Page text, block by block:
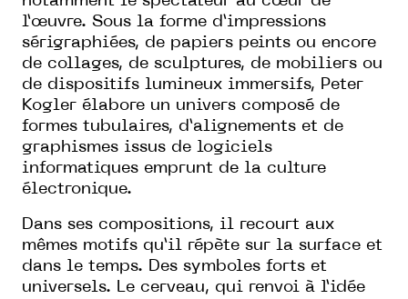
l’œuvre. Sous la forme d’impressions
sérigraphiées, de papiers peints ou encore
de collages, de sculptures, de mobiliers ou
de dispositifs lumineux immersifs, Peter
Kogler élabore un univers composé de
formes tubulaires, d’alignements et de
graphismes issus de logiciels
informatiques emprunt de la culture
électronique.
Dans ses compositions, il recourt aux
mêmes motifs qu’il répète sur la surface et
dans le temps. Des symboles forts et
universels. Le cerveau, qui renvoi à l’idée